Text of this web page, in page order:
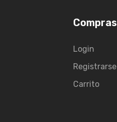
Compras
Login
Registrarse
Carrito